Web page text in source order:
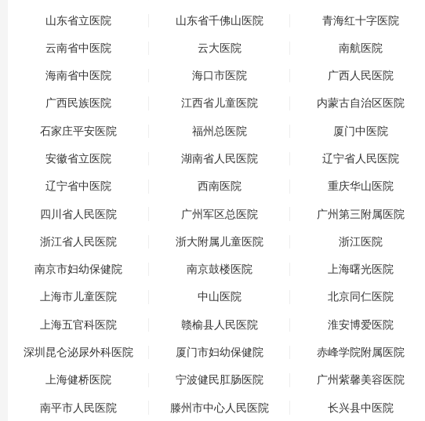
仕皮肤病医院
山东省立医院 山东省千佛山医院 青海红十字医院
云南省中医院 云大医院 南航医院
海南省中医院 海口市医院 广西人民医院
广西民族医院 江西省儿童医院 内蒙古自治区医院
石家庄平安医院 福州总医院 厦门中医院
安徽省立医院 湖南省人民医院 辽宁省人民医院
辽宁省中医院 西南医院 重庆华山医院
四川省人民医院 广州军区总医院 广州第三附属医院
浙江省人民医院 浙大附属儿童医院 浙江医院
南京市妇幼保健院 南京鼓楼医院 上海曙光医院
上海市儿童医院 中山医院 北京同仁医院
上海五官科医院 赣榆县人民医院 淮安博爱医院
深圳昆仑泌尿外科医院 厦门市妇幼保健院 赤峰学院附属医院
上海健桥医院 宁波健民肛肠医院 广州紫馨美容医院
南平市人民医院 滕州市中心人民医院 长兴县中医院